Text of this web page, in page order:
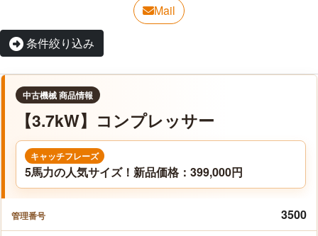
Mail
条件絞り込み
中古機械 商品情報
【3.7kW】コンプレッサー
キャッチフレーズ
5馬力の人気サイズ！新品価格：399,000円
管理番号 3500